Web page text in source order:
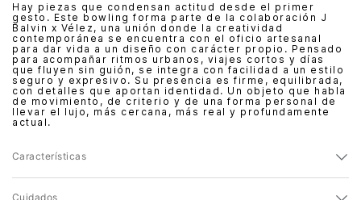
Hay piezas que condensan actitud desde el primer
gesto. Este bowling forma parte de la colaboración J
Balvin x Vélez, una unión donde la creatividad
contemporánea se encuentra con el oficio artesanal
para dar vida a un diseño con carácter propio. Pensado
para acompañar ritmos urbanos, viajes cortos y días
que fluyen sin guión, se integra con facilidad a un estilo
seguro y expresivo. Su presencia es firme, equilibrada,
con detalles que aportan identidad. Un objeto que habla
de movimiento, de criterio y de una forma personal de
llevar el lujo, más cercana, más real y profundamente
actual.
Características
Cuidados